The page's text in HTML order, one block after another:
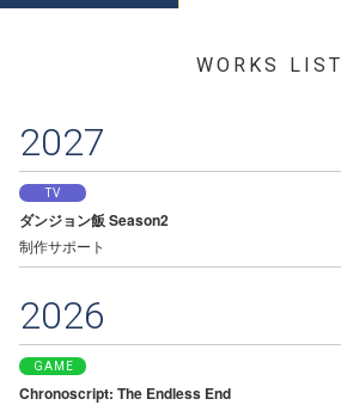
WORKS LIST
2027
TV
ダンジョン飯 Season2
制作サポート
2026
GAME
Chronoscript: The Endless End